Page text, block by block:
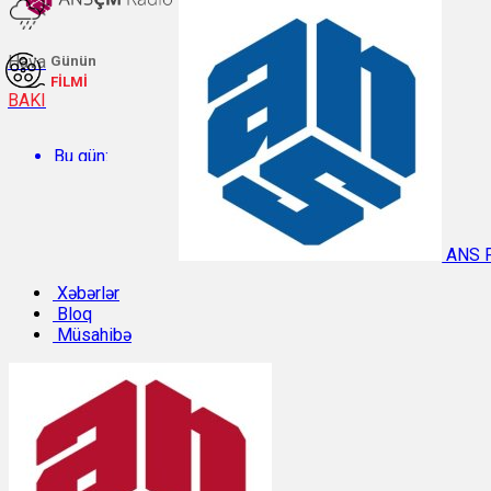
Hava
BAKI
Bu gün:
Temperatur: 30°C. Rütubət: 46%.
Sabah:
Günün
FİLMİ
ANS
Xəbərlər
Bloq
Müsahibə